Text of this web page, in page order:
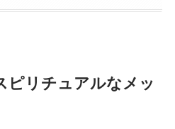
ピリチュアルなメッ